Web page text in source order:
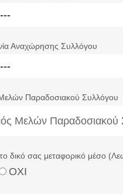
Αναχώρησης Συλλόγου
Παραδοσιακού Συλλόγου
δικό σας μεταφορικό μέσο
ΟΧΙ